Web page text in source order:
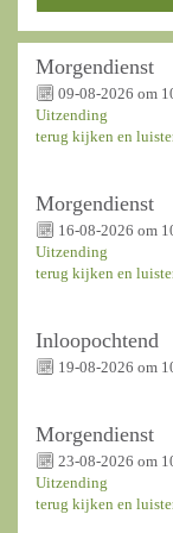
Morgendienst
09-08-2026 om
Uitzending
terug kijken en
Morgendienst
16-08-2026 om
Uitzending
terug kijken en
Inloopochtend
19-08-2026 om
Morgendienst
23-08-2026 om
Uitzending
terug kijken en